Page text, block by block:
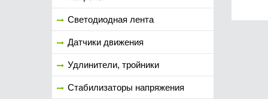
Светодиодная лента
Датчики движения
Удлинители, тройники
Стабилизаторы напряжения